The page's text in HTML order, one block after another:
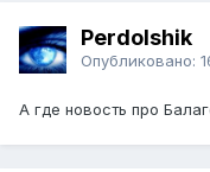
Perdolshik
Опубликовано:
А где новость про